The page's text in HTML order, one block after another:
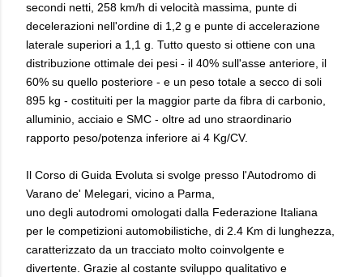
secondi netti, 258 km/h di velocità massima, punte di
decelerazioni nell'ordine di 1,2 g e punte di accelerazione
laterale superiori a 1,1 g. Tutto questo si ottiene con una
distribuzione ottimale dei pesi - il 40% sull'asse anteriore, il
60% su quello posteriore - e un peso totale a secco di soli
895 kg - costituiti per la maggior parte da fibra di carbonio,
alluminio, acciaio e SMC - oltre ad uno straordinario
rapporto peso/potenza inferiore ai 4 Kg/CV.
Il Corso di Guida Evoluta si svolge presso l'Autodromo di
Varano de' Melegari, vicino a Parma,
uno degli autodromi omologati dalla Federazione Italiana
per le competizioni automobilistiche, di 2.4 Km di lunghezza,
caratterizzato da un tracciato molto coinvolgente e
divertente. Grazie al costante sviluppo qualitativo e